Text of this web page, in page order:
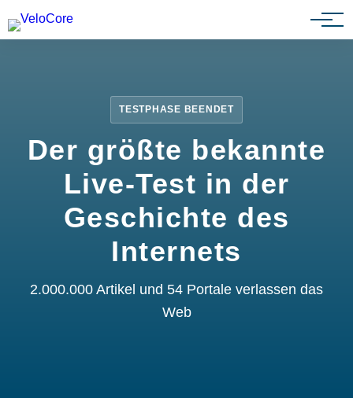
Partnerprogramm
TESTPHASE BEENDET
Der größte bekannte
Live-Test in der
Geschichte des
Internets
2.000.000 Artikel und 54 Portale verlassen das
Web